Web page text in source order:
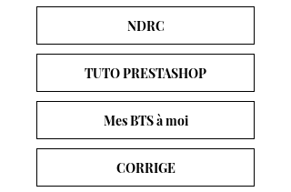
NDRC
TUTO PRESTASHOP
Mes BTS à moi
CORRIGE